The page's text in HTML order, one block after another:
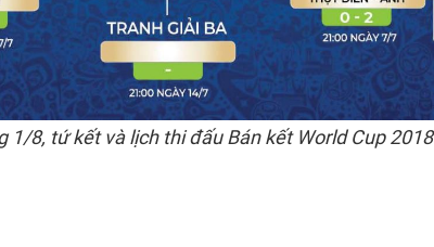
1/8, tứ kết và lịch thi đấu Bán kết World Cup 2018